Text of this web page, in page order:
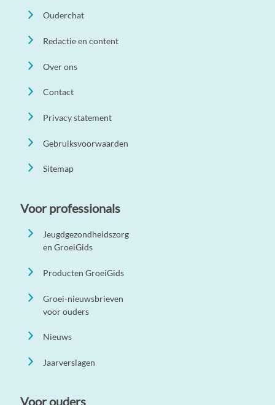
Ouderchat
Redactie en content
Over ons
Contact
Privacy statement
Gebruiksvoorwaarden
Sitemap
Voor professionals
Jeugdgezondheidszorg
en GroeiGids
Producten GroeiGids
Groei-nieuwsbrieven
voor ouders
Nieuws
Jaarverslagen
Voor ouders